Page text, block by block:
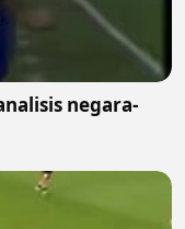
negara-